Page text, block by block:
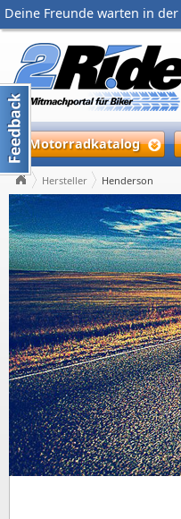
Deine Freunde warten in der
Motorradkatalog
Hersteller Henderson